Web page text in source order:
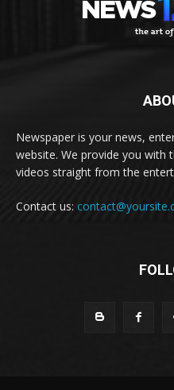
Newspaper is your news,
website. We provide you with
videos straight from the
Contact us: